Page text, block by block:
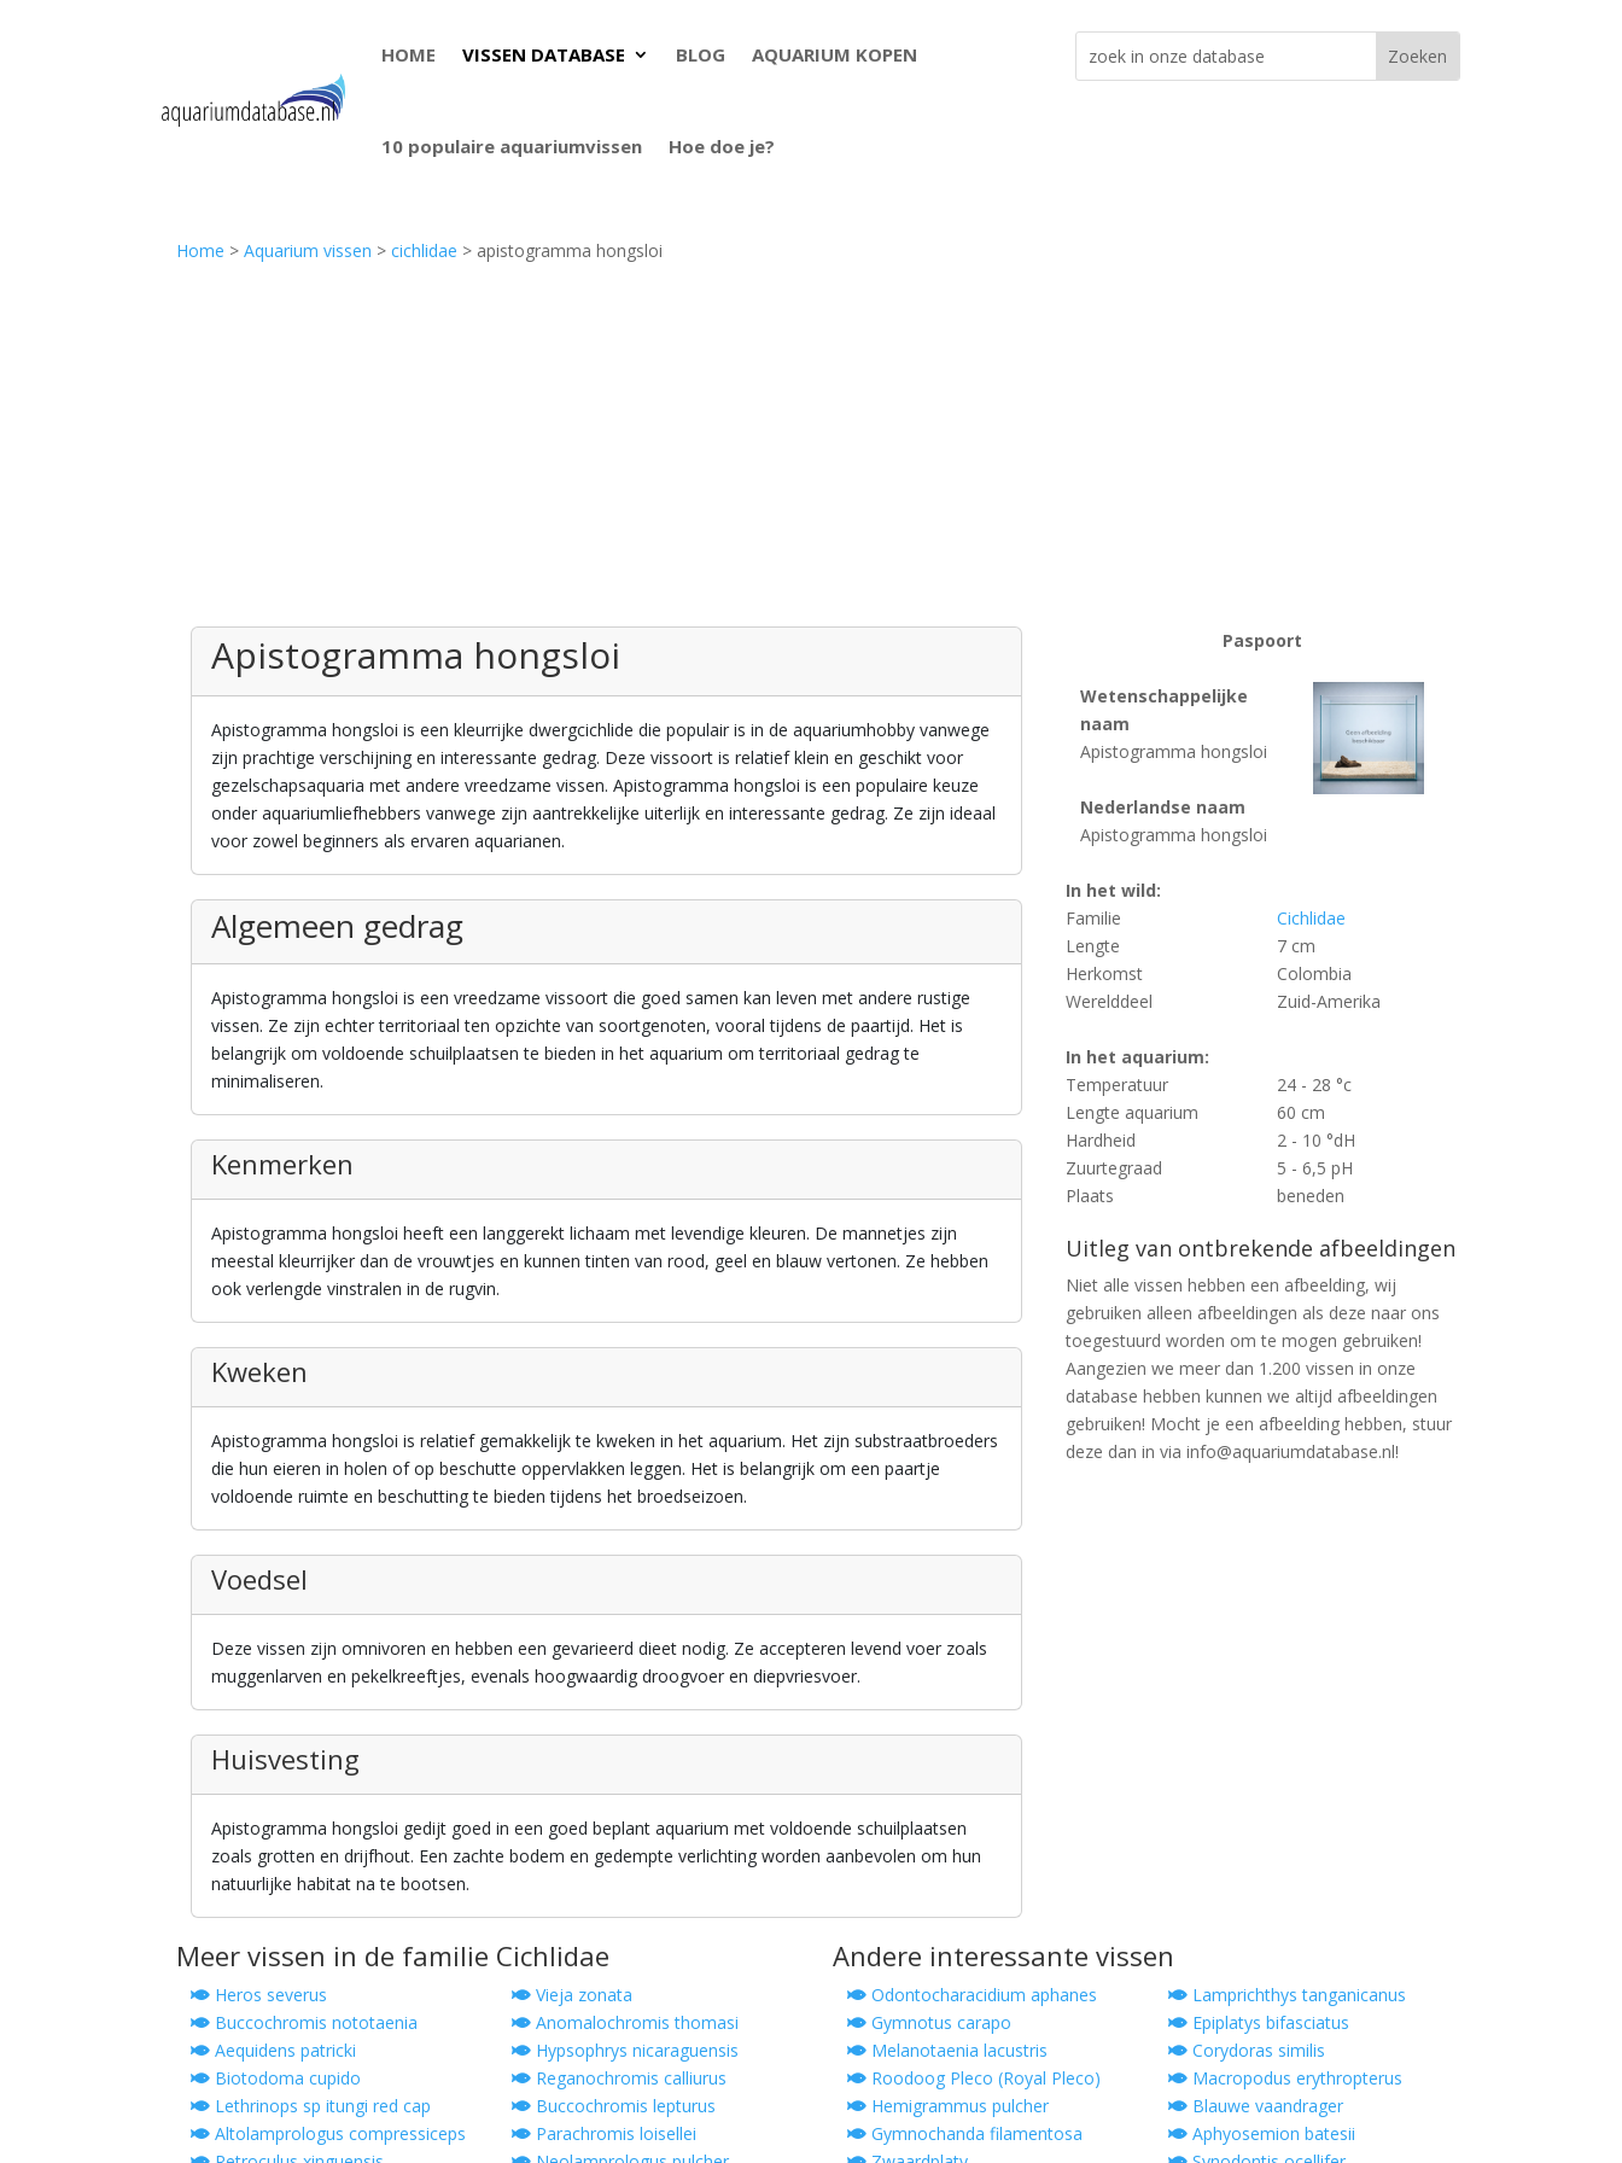
HOME VISSEN DATABASE BLOG AQUARIUM KOPEN
10 populaire aquariumvissen Hoe doe je?
Home >Aquarium vissen >cichlidae > apistogramma hongsloi
Paspoort
Wetenschappelijke
naam
Apistogramma hongsloi
Nederlandse naam
Apistogramma hongsloi
In het wild:
Familie
Cichlidae
Lengte
7 cm
Herkomst
Colombia
Werelddeel
Zuid-Amerika
In het aquarium:
Temperatuur
24 - 28 °c
Lengte aquarium
60 cm
Hardheid
2 - 10 °dH
Zuurtegraad
5 - 6,5 pH
Plaats
beneden
Uitleg van ontbrekende afbeeldingen
Niet alle vissen hebben een afbeelding, wij
gebruiken alleen afbeeldingen als deze naar ons
toegestuurd worden om te mogen gebruiken!
Aangezien we meer dan 1.200 vissen in onze
database hebben kunnen we altijd afbeeldingen
gebruiken! Mocht je een afbeelding hebben, stuur
deze dan in via info@aquariumdatabase.nl!
Apistogramma hongsloi
Apistogramma hongsloi is een kleurrijke dwergcichlide die populair is in de aquariumhobby vanwege
zijn prachtige verschijning en interessante gedrag. Deze vissoort is relatief klein en geschikt voor
gezelschapsaquaria met andere vreedzame vissen. Apistogramma hongsloi is een populaire keuze
onder aquariumliefhebbers vanwege zijn aantrekkelijke uiterlijk en interessante gedrag. Ze zijn ideaal
voor zowel beginners als ervaren aquarianen.
Algemeen gedrag
Apistogramma hongsloi is een vreedzame vissoort die goed samen kan leven met andere rustige
vissen. Ze zijn echter territoriaal ten opzichte van soortgenoten, vooral tijdens de paartijd. Het is
belangrijk om voldoende schuilplaatsen te bieden in het aquarium om territoriaal gedrag te
minimaliseren.
Kenmerken
Apistogramma hongsloi heeft een langgerekt lichaam met levendige kleuren. De mannetjes zijn
meestal kleurrijker dan de vrouwtjes en kunnen tinten van rood, geel en blauw vertonen. Ze hebben
ook verlengde vinstralen in de rugvin.
Kweken
Apistogramma hongsloi is relatief gemakkelijk te kweken in het aquarium. Het zijn substraatbroeders
die hun eieren in holen of op beschutte oppervlakken leggen. Het is belangrijk om een paartje
voldoende ruimte en beschutting te bieden tijdens het broedseizoen.
Voedsel
Deze vissen zijn omnivoren en hebben een gevarieerd dieet nodig. Ze accepteren levend voer zoals
muggenlarven en pekelkreeftjes, evenals hoogwaardig droogvoer en diepvriesvoer.
Huisvesting
Apistogramma hongsloi gedijt goed in een goed beplant aquarium met voldoende schuilplaatsen
zoals grotten en drijfhout. Een zachte bodem en gedempte verlichting worden aanbevolen om hun
natuurlijke habitat na te bootsen.
Meer vissen in de familie Cichlidae
Heros severus
Vieja zonata
Buccochromis nototaenia
Anomalochromis thomasi
Aequidens patricki
Hypsophrys nicaraguensis
Biotodoma cupido
Reganochromis calliurus
Lethrinops sp itungi red cap
Buccochromis lepturus
Altolamprologus compressiceps
Parachromis loisellei
Andere interessante vissen
Odontocharacidium aphanes
Lamprichthys tanganicanus
Gymnotus carapo
Epiplatys bifasciatus
Melanotaenia lacustris
Corydoras similis
Roodoog Pleco (Royal Pleco)
Macropodus erythropterus
Hemigrammus pulcher
Blauwe vaandrager
Gymnochanda filamentosa
Aphyosemion batesii